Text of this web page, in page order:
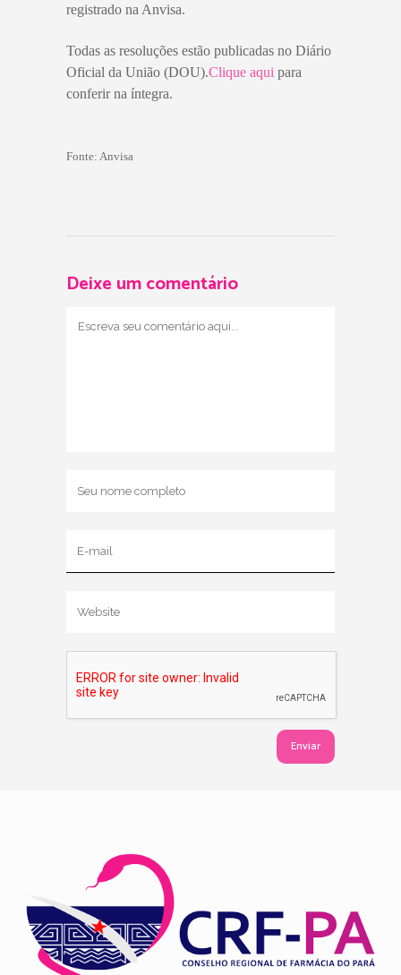
registrado na Anvisa.
Todas as resoluções estão publicadas no Diário
Oficial da União (DOU).Clique aqui para
conferir na íntegra.
Fonte: Anvisa
Deixe um comentário